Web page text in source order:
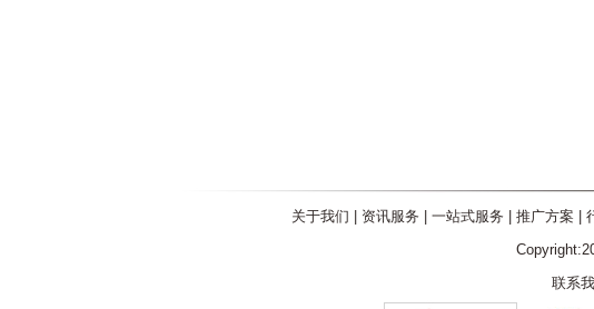
关于我们 资讯服务 一站式服务 推广方案
联系